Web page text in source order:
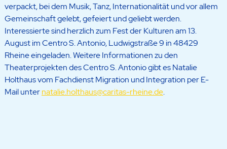
verpackt, bei dem Musik, Tanz, Internationalität und vor allem
Gemeinschaft gelebt, gefeiert und geliebt werden.
Interessierte sind herzlich zum Fest der Kulturen am 13.
August im Centro S. Antonio, Ludwigstraße 9 in 48429
Rheine eingeladen. Weitere Informationen zu den
Theaterprojekten des Centro S. Antonio gibt es Natalie
Holthaus vom Fachdienst Migration und Integration per E-
Mail unternatalie.holthaus@caritas-rheine.de.